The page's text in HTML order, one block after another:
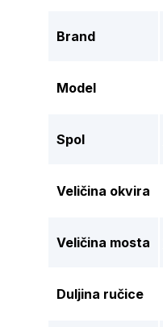
Brand
Model
Spol
Veličina okvira
Veličina mosta
Duljina ručice